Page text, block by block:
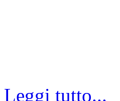
Leggi tutto...